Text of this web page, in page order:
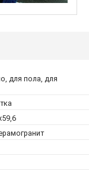
для пола, для